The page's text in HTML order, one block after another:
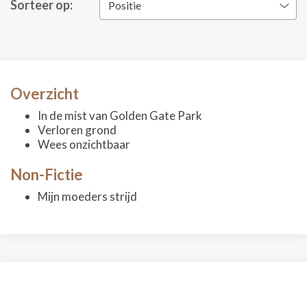
Sorteer op: Positie
Overzicht
In de mist van Golden Gate Park
Verloren grond
Wees onzichtbaar
Non-Fictie
Mijn moeders strijd